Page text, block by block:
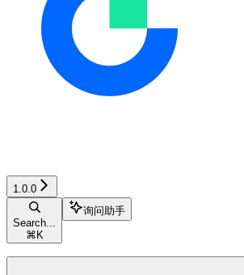
1.0.0
Search...
⌘ K
询问助手